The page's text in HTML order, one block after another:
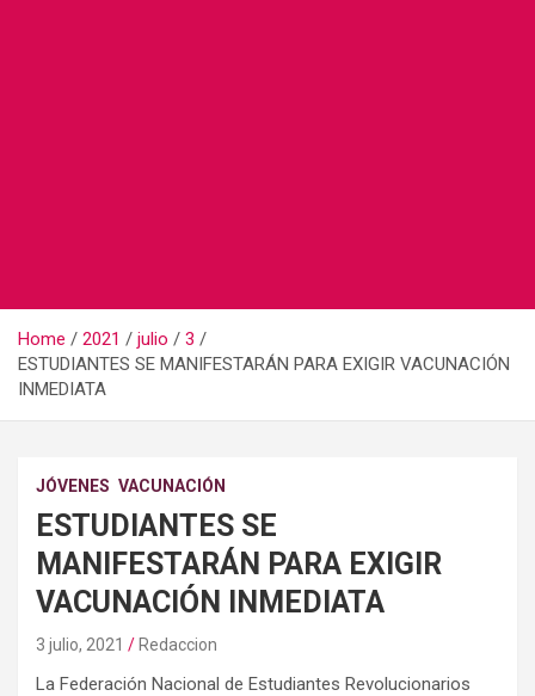
Home 2021 julio
3
ESTUDIANTES SE MANIFESTARÁN PARA EXIGIR VACUNACIÓN
INMEDIATA
JÓVENES VACUNACIÓN
ESTUDIANTES SE
MANIFESTARÁN PARA EXIGIR
VACUNACIÓN INMEDIATA
3 julio, 2021 Redaccion
La Federación Nacional de Estudiantes Revolucionarios